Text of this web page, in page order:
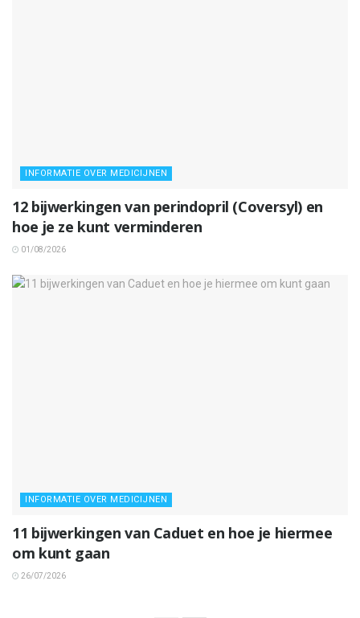
INFORMATIE OVER MEDICIJNEN
12 bijwerkingen van perindopril (Coversyl) en
hoe je ze kunt verminderen
01/08/2026
INFORMATIE OVER MEDICIJNEN
11 bijwerkingen van Caduet en hoe je hiermee
om kunt gaan
26/07/2026